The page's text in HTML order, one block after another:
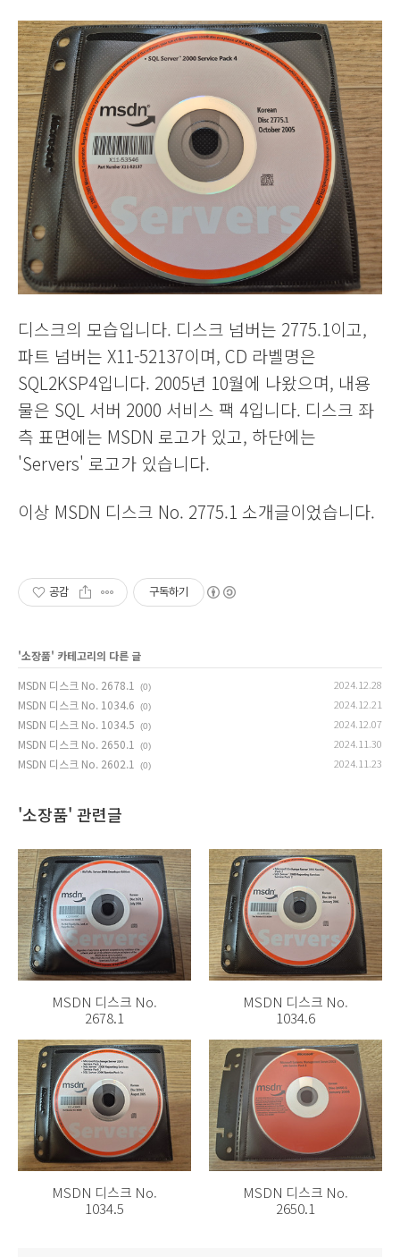
디스크의 모습입니다. 디스크 넘버는 2775.1이고,
파트 넘버는 X11-52137이며, CD 라벨명은
SQL2KSP4입니다. 2005년 10월에 나왔으며, 내용
물은 SQL 서버 2000 서비스 팩 4입니다. 디스크 좌
측 표면에는 MSDN 로고가 있고, 하단에는
'Servers' 로고가 있습니다.
이상 MSDN 디스크 No. 2775.1 소개글이었습니다.
공감 구독하기
'소장품' 카테고리의 다른 글
MSDN 디스크 No. 2678.1
(0) 2024.12.28
MSDN 디스크 No. 1034.6 (0) 2024.12.21
MSDN 디스크 No. 1034.5 (0) 2024.12.07
MSDN 디스크 No. 2650.1 (0) 2024.11.30
MSDN 디스크 No. 2602.1 (0) 2024.11.23
'소장품' 관련글
MSDN 디스크 No.
2678.1
MSDN 디스크 No.
1034.6
MSDN 디스크 No.
1034.5
MSDN 디스크 No.
2650.1